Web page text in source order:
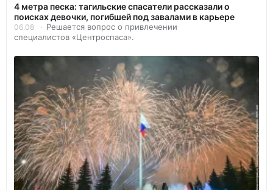
4 метра песка: тагильские спасатели рассказали о
поисках девочки, погибшей под завалами в карьере
06.08
Решается вопрос о привлечении
специалистов «Центроспаса».